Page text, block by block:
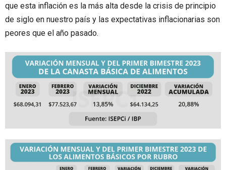
que esta inflación es la más alta desde la crisis de principio
de siglo en nuestro país y las expectativas inflacionarias son
peores que el año pasado.